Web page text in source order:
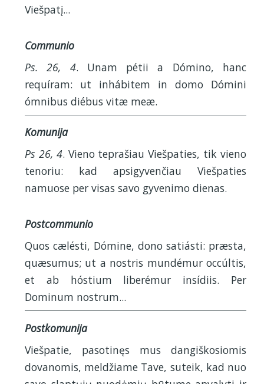
Viešpatį...
Communio
Ps. 26, 4. Unam pétii a Dómino, hanc
requíram: ut inhábitem in domo Dómini
ómnibus diébus vitæ meæ.
Komunija
Ps 26, 4. Vieno teprašiau Viešpaties, tik vieno
tenoriu: kad apsigyvenčiau Viešpaties
namuose per visas savo gyvenimo dienas.
Postcommunio
Quos cælésti, Dómine, dono satiásti: præsta,
quæsumus; ut a nostris mundémur occúltis,
et ab hóstium liberémur insídiis. Per
Dominum nostrum...
Postkomunija
Viešpatie, pasotinęs mus dangiškosiomis
dovanomis, meldžiame Tave, suteik, kad nuo